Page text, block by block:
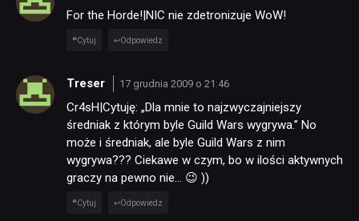
For the Horde!|NIC nie zdetronizuje WoW!
Cytuj Odpowiedz
Treser 17 grudnia 2009 o 21:46
Cr4sH|Cytuję: „Dla mnie to najzwyczajniejszy
średniak z którym byle Guild Wars wygrywa.” No
może i średniak, ale byle Guild Wars z nim
wygrywa??? Ciekawe w czym, bo w ilości aktywnych
graczy na pewno nie… 😉 ))
Cytuj Odpowiedz